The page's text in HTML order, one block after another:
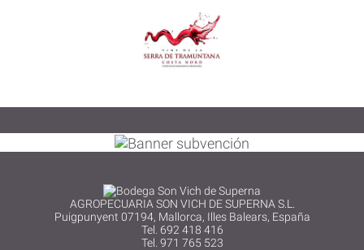
AGROPECUARIA SON VICH DE SUPERNA S.L.
Puigpunyent 07194, Mallorca, Illes Balears, España
Tel. 692 418 416
Tel. 971 765 523